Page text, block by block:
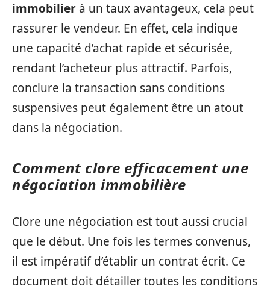
immobilier à un taux avantageux, cela peut
rassurer le vendeur. En effet, cela indique
une capacité d’achat rapide et sécurisée,
rendant l’acheteur plus attractif. Parfois,
conclure la transaction sans conditions
suspensives peut également être un atout
dans la négociation.
Comment clore efficacement une
négociation immobilière
Clore une négociation est tout aussi crucial
que le début. Une fois les termes convenus,
il est impératif d’établir un contrat écrit. Ce
document doit détailler toutes les conditions